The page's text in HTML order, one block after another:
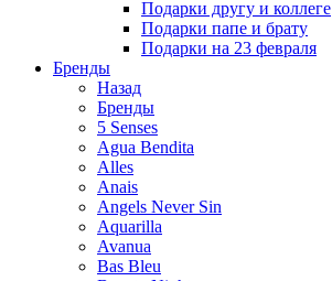
Подарки другу и коллеге
Подарки папе и брату
Подарки на 23 февраля
Бренды
Назад
Бренды
5 Senses
Agua Bendita
Alles
Anais
Angels Never Sin
Aquarilla
Avanua
Bas Bleu